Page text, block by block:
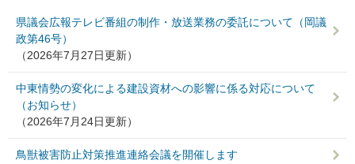
県議会広報テレビ番組の制作・放送業務の委託について（岡議
政第46号）
（2026年7月27日更新）
中東情勢の変化による建設資材への影響に係る対応について
（お知らせ）
（2026年7月24日更新）
鳥獣被害防止対策推進連絡会議を開催します